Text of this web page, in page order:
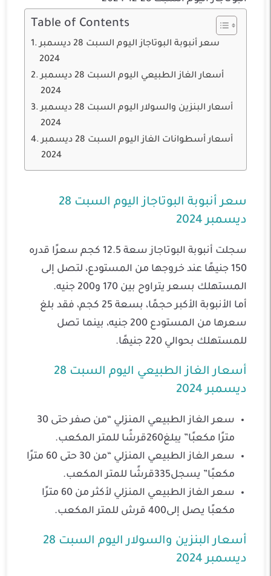
Table of Contents
سعر أنبوبة البوتاجاز اليوم السبت 28 ديسمبر
2024
أسعار الغاز الطبيعي اليوم السبت 28 ديسمبر
2024
أسعار البنزين والسولار اليوم السبت 28 ديسمبر
2024
أسعار أسطوانات الغاز اليوم السبت 28 ديسمبر
2024
سعر أنبوبة البوتاجاز اليوم السبت 28
ديسمبر 2024
سجلت أنبوبة البوتاجاز سعة 12.5 كجم سعرًا قدره
150 جنيهًا عند خروجها من المستودع، لتصل إلى
المستهلك بسعر يتراوح بين 170 و200 جنيه.
أما الأنبوبة الأكبر حجمًا، بسعة 25 كجم، فقد بلغ
سعرها من المستودع 200 جنيه، بينما تصل
للمستهلك بحوالي 220 جنيهًا.
أسعار الغاز الطبيعي اليوم السبت 28
ديسمبر 2024
سعر الغاز الطبيعي المنزلي “من صفر حتى 30
مترًا مكعبًا” يبلغ260قرشًا للمتر المكعب.
سعر الغاز الطبيعي المنزلي “من 30 حتى 60 مترًا
مكعبًا” يسجل335قرشًا للمتر المكعب.
سعر الغاز الطبيعي المنزلي لأكثر من 60 مترًا
مكعبًا يصل إلى400 قرش للمتر المكعب.
أسعار البنزين والسولار اليوم السبت 28
ديسمبر 2024